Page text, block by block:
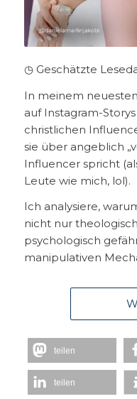
◷ Geschätzte
In meinem
auf Instagram-
christlichen
sie über angeblich
Influencer spricht
Leute wie mich, lol).
Ich analysiere,
nicht nur
psychologisch
manipulativen
teilen
teilen